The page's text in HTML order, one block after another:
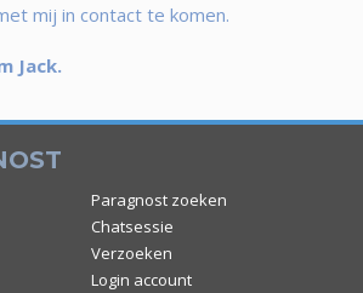
mij in contact te komen.
Jack.
Paragnost zoeken
Chatsessie
Verzoeken
Login account